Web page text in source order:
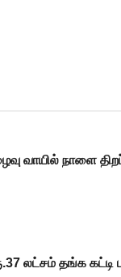
வாயில் நாளை
லட்சம் தங்க கட்டி